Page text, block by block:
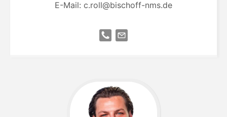
E-Mail: c.roll@bischoff-nms.de